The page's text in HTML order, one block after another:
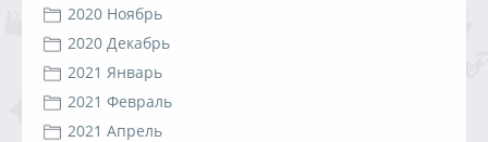
2020 Ноябрь
2020 Декабрь
2021 Январь
2021 Февраль
2021 Апрель